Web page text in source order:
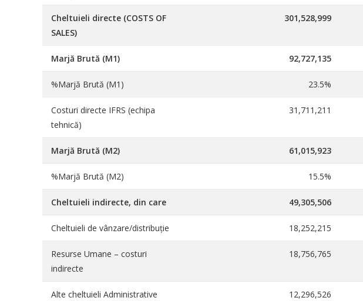
Cheltuieli directe (COSTS OF
SALES)
301,528,999
Marjă Brută (M1) 92,727,135
%Marjă Brută (M1) 23.5%
Costuri directe IFRS (echipa
tehnică)
31,711,211
Marjă Brută (M2) 61,015,923
%Marjă Brută (M2) 15.5%
Cheltuieli indirecte, din care 49,305,506
Cheltuieli de vânzare/distribuție 18,252,215
Resurse Umane – costuri
indirecte
18,756,765
Alte cheltuieli Administrative 12,296,526